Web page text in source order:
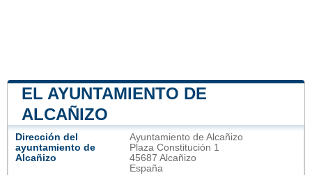
EL AYUNTAMIENTO DE
ALCAÑIZO
Dirección del
ayuntamiento de
Alcañizo
Ayuntamiento de Alcañizo
Plaza Constitución 1
45687 Alcañizo
España